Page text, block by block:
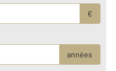
€
années